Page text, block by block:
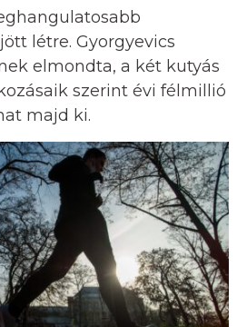
létre. Gyorgyevics
elmondta, a két kutyás
szerint évi félmillió
majd ki.